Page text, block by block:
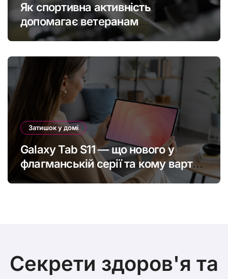
Як спортивна активність
допомагає ветеранам
підтримувати фізичну форму та
Затишок у домі
Galaxy Tab S11 — що нового у
флагманській серії та кому варто
оновитись
Секрети здоров'я та